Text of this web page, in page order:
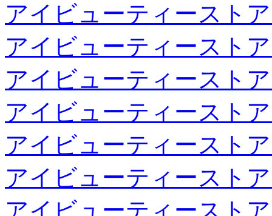
アイビューティースト
アイビューティースト
アイビューティースト
アイビューティースト
アイビューティースト
アイビューティースト
アイビューティースト